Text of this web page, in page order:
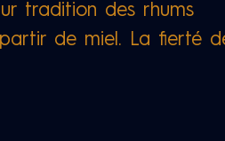
tradition des rhums
partir de miel. La fierté